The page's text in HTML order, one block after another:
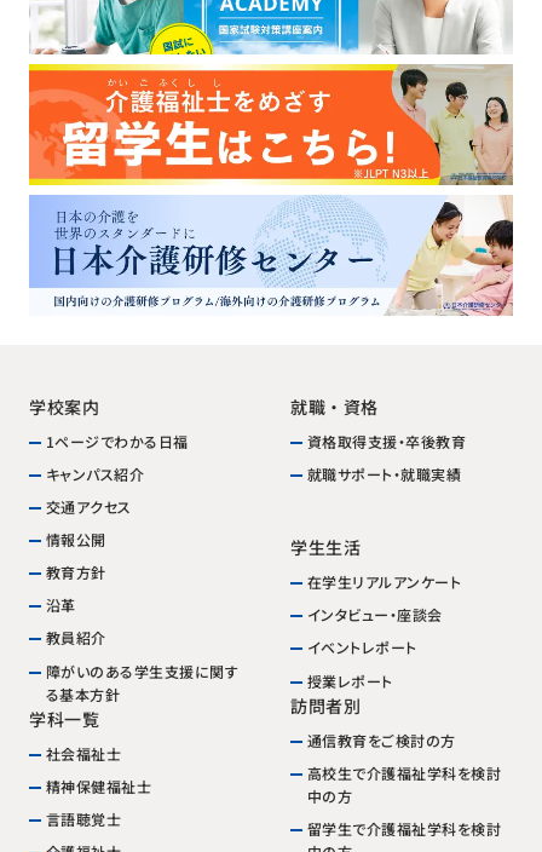
学校案内
1ページでわかる日福
キャンパス紹介
交通アクセス
情報公開
教育方針
沿革
教員紹介
障がいのある学生支援に関す
る基本方針
学科一覧
社会福祉士
精神保健福祉士
言語聴覚士
就職・資格
資格取得支援・卒後教育
就職サポート・就職実績
学生生活
在学生リアルアンケート
インタビュー・座談会
イベントレポート
授業レポート
訪問者別
通信教育をご検討の方
高校生で介護福祉学科を検討
中の方
留学生で介護福祉学科を検討